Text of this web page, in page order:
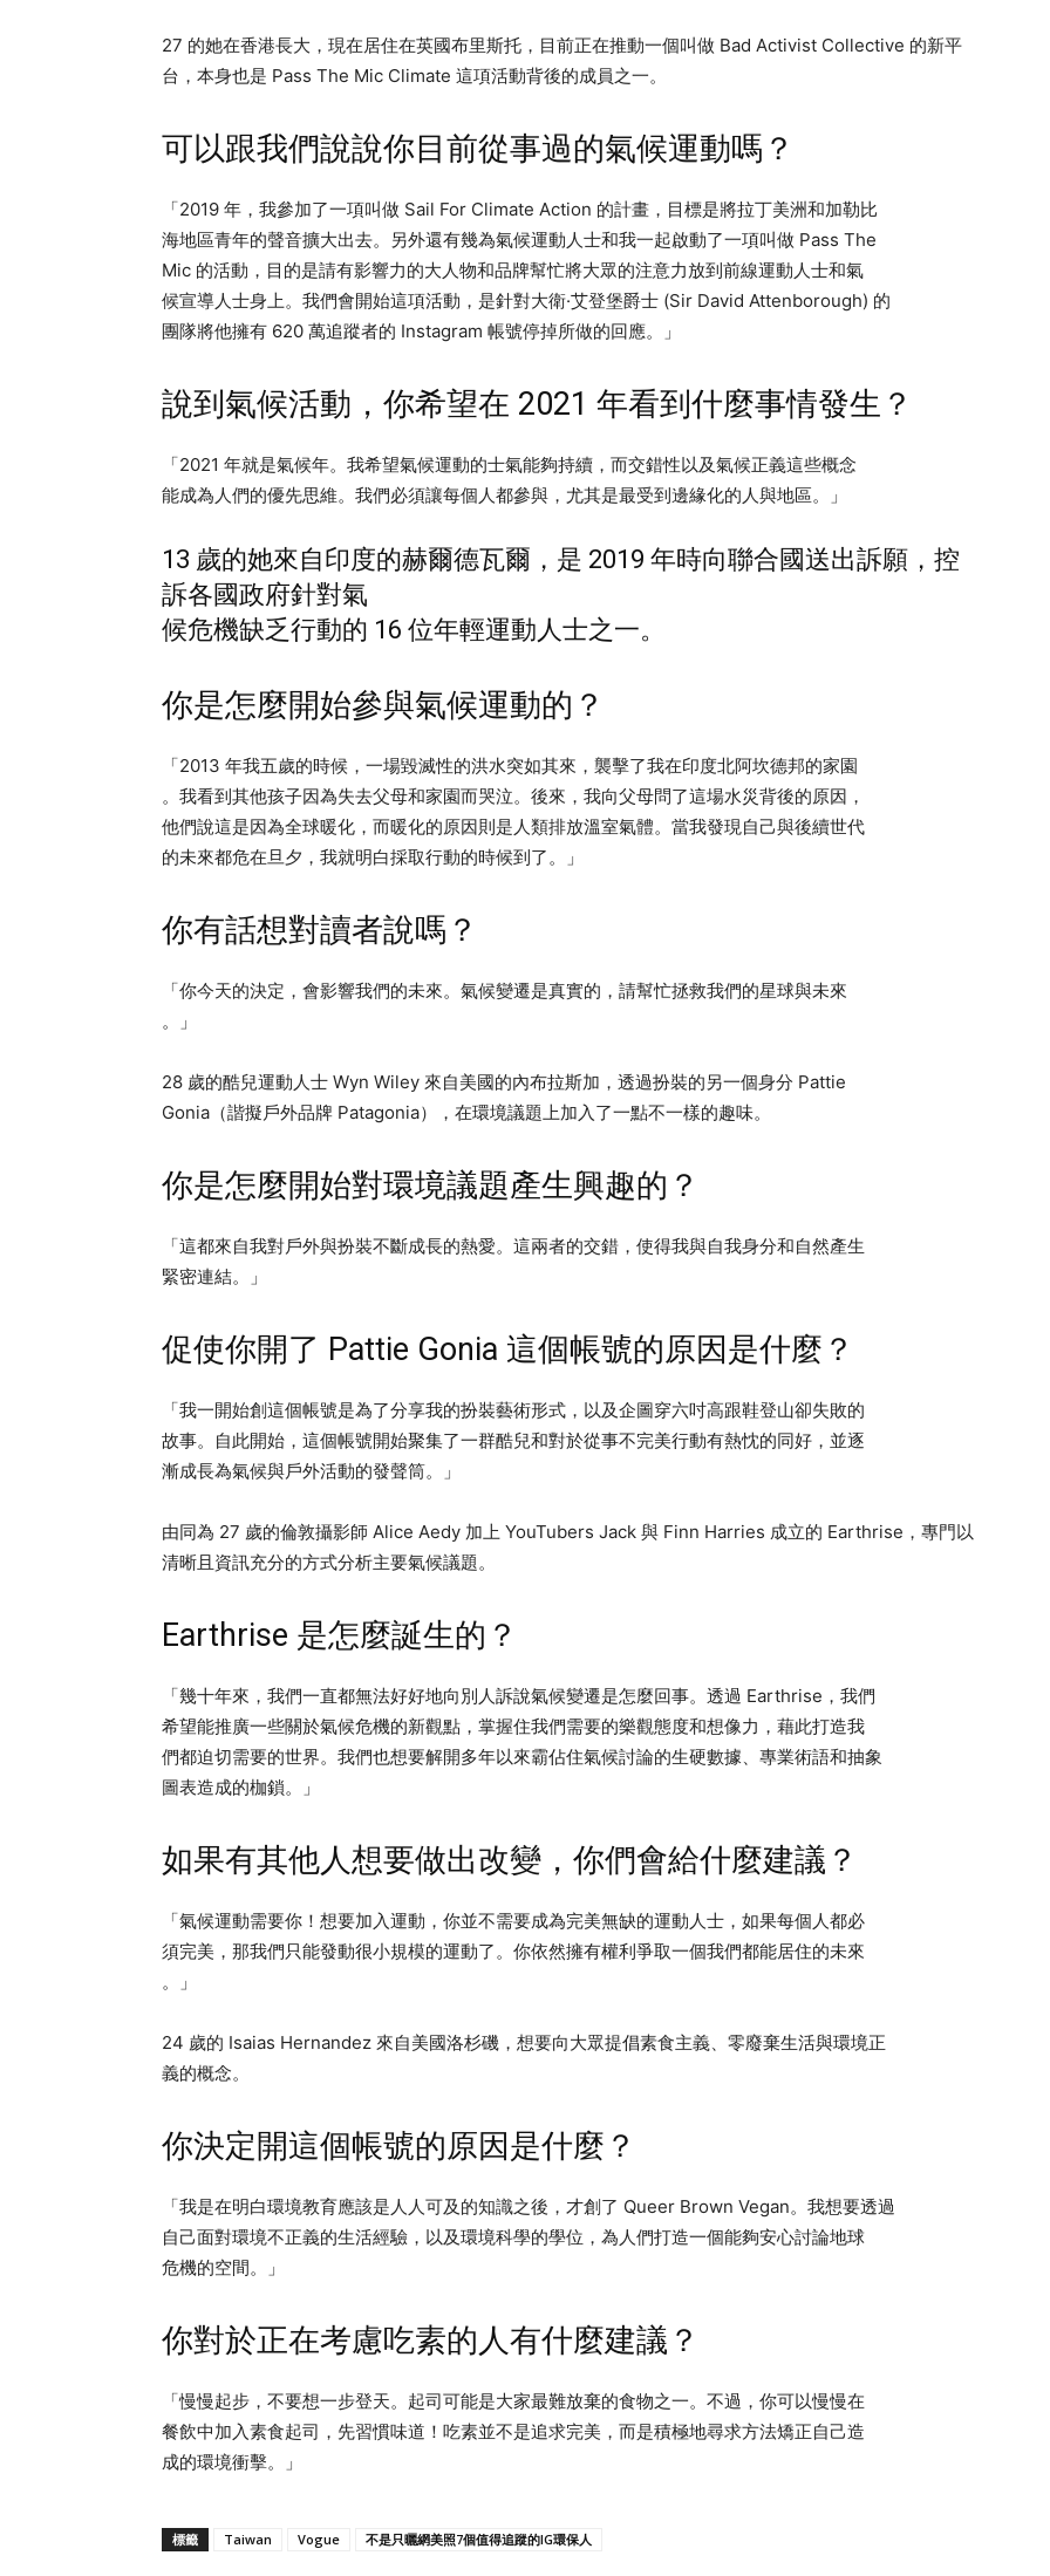
27 的她在香港長大，現在居住在英國布里斯托，目前正在推動一個叫做 Bad Activist Collective 的新平
台，本身也是 Pass The Mic Climate 這項活動背後的成員之一。
可以跟我們說說你目前從事過的氣候運動嗎？
「2019 年，我參加了一項叫做 Sail For Climate Action 的計畫，目標是將拉丁美洲和加勒比
海地區青年的聲音擴大出去。另外還有幾為氣候運動人士和我一起啟動了一項叫做 Pass The
Mic 的活動，目的是請有影響力的大人物和品牌幫忙將大眾的注意力放到前線運動人士和氣
候宣導人士身上。我們會開始這項活動，是針對大衛·艾登堡爵士 (Sir David Attenborough) 的
團隊將他擁有 620 萬追蹤者的 Instagram 帳號停掉所做的回應。」
說到氣候活動，你希望在 2021 年看到什麼事情發生？
「2021 年就是氣候年。我希望氣候運動的士氣能夠持續，而交錯性以及氣候正義這些概念
能成為人們的優先思維。我們必須讓每個人都參與，尤其是最受到邊緣化的人與地區。」
13 歲的她來自印度的赫爾德瓦爾，是 2019 年時向聯合國送出訴願，控
訴各國政府針對氣
候危機缺乏行動的 16 位年輕運動人士之一。
你是怎麼開始參與氣候運動的？
「2013 年我五歲的時候，一場毀滅性的洪水突如其來，襲擊了我在印度北阿坎德邦的家園
。我看到其他孩子因為失去父母和家園而哭泣。後來，我向父母問了這場水災背後的原因，
他們說這是因為全球暖化，而暖化的原因則是人類排放溫室氣體。當我發現自己與後續世代
的未來都危在旦夕，我就明白採取行動的時候到了。」
你有話想對讀者說嗎？
「你今天的決定，會影響我們的未來。氣候變遷是真實的，請幫忙拯救我們的星球與未來
。」
28 歲的酷兒運動人士 Wyn Wiley 來自美國的內布拉斯加，透過扮裝的另一個身分 Pattie
Gonia（諧擬戶外品牌 Patagonia），在環境議題上加入了一點不一樣的趣味。
你是怎麼開始對環境議題產生興趣的？
「這都來自我對戶外與扮裝不斷成長的熱愛。這兩者的交錯，使得我與自我身分和自然產生
緊密連結。」
促使你開了 Pattie Gonia 這個帳號的原因是什麼？
「我一開始創這個帳號是為了分享我的扮裝藝術形式，以及企圖穿六吋高跟鞋登山卻失敗的
故事。自此開始，這個帳號開始聚集了一群酷兒和對於從事不完美行動有熱忱的同好，並逐
漸成長為氣候與戶外活動的發聲筒。」
由同為 27 歲的倫敦攝影師 Alice Aedy 加上 YouTubers Jack 與 Finn Harries 成立的 Earthrise，專門以
清晰且資訊充分的方式分析主要氣候議題。
Earthrise 是怎麼誕生的？
「幾十年來，我們一直都無法好好地向別人訴說氣候變遷是怎麼回事。透過 Earthrise，我們
希望能推廣一些關於氣候危機的新觀點，掌握住我們需要的樂觀態度和想像力，藉此打造我
們都迫切需要的世界。我們也想要解開多年以來霸佔住氣候討論的生硬數據、專業術語和抽象
圖表造成的枷鎖。」
如果有其他人想要做出改變，你們會給什麼建議？
「氣候運動需要你！想要加入運動，你並不需要成為完美無缺的運動人士，如果每個人都必
須完美，那我們只能發動很小規模的運動了。你依然擁有權利爭取一個我們都能居住的未來
。」
24 歲的 Isaias Hernandez 來自美國洛杉磯，想要向大眾提倡素食主義、零廢棄生活與環境正
義的概念。
你決定開這個帳號的原因是什麼？
「我是在明白環境教育應該是人人可及的知識之後，才創了 Queer Brown Vegan。我想要透過
自己面對環境不正義的生活經驗，以及環境科學的學位，為人們打造一個能夠安心討論地球
危機的空間。」
你對於正在考慮吃素的人有什麼建議？
「慢慢起步，不要想一步登天。起司可能是大家最難放棄的食物之一。不過，你可以慢慢在
餐飲中加入素食起司，先習慣味道！吃素並不是追求完美，而是積極地尋求方法矯正自己造
成的環境衝擊。」
標籤 Taiwan Vogue 不是只曬網美照7個值得追蹤的IG環保人